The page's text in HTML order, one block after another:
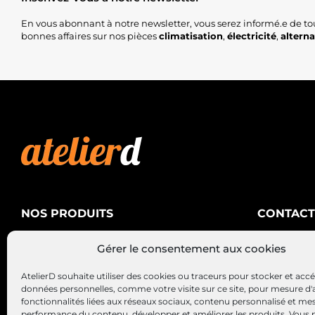
Gérer le consentement aux cookies
AtelierD souhaite utiliser des cookies ou traceurs pour stocker et
données personnelles, comme votre visite sur ce site, pour mesure
fonctionnalités liées aux réseaux sociaux, contenu personnalisé et
En vous abonnant à notre newsletter, vous serez informé.e de
bonnes affaires sur nos piècesclimatisation, électricité,
NOS PRODUITS
Alternateurs – Démarreurs
CONTACT
AtelierD
88200
03 29 22 34